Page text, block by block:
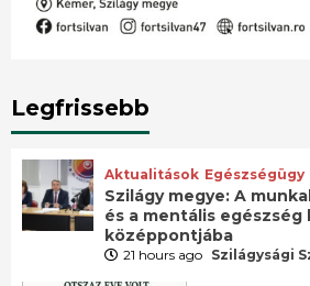
Legfrissebb
Aktualitások Egészségügy
Szilágy megye: A
és a mentális
középpontjába
21 hours ago Szilágysági